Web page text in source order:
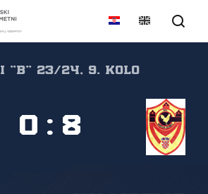
"B" 23/24, 9. kolo
0 : 8